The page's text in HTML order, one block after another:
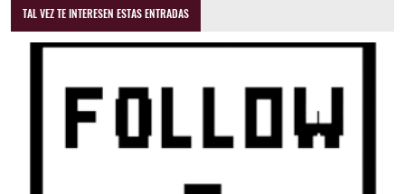
TAL VEZ TE INTERESEN ESTAS ENTRADAS